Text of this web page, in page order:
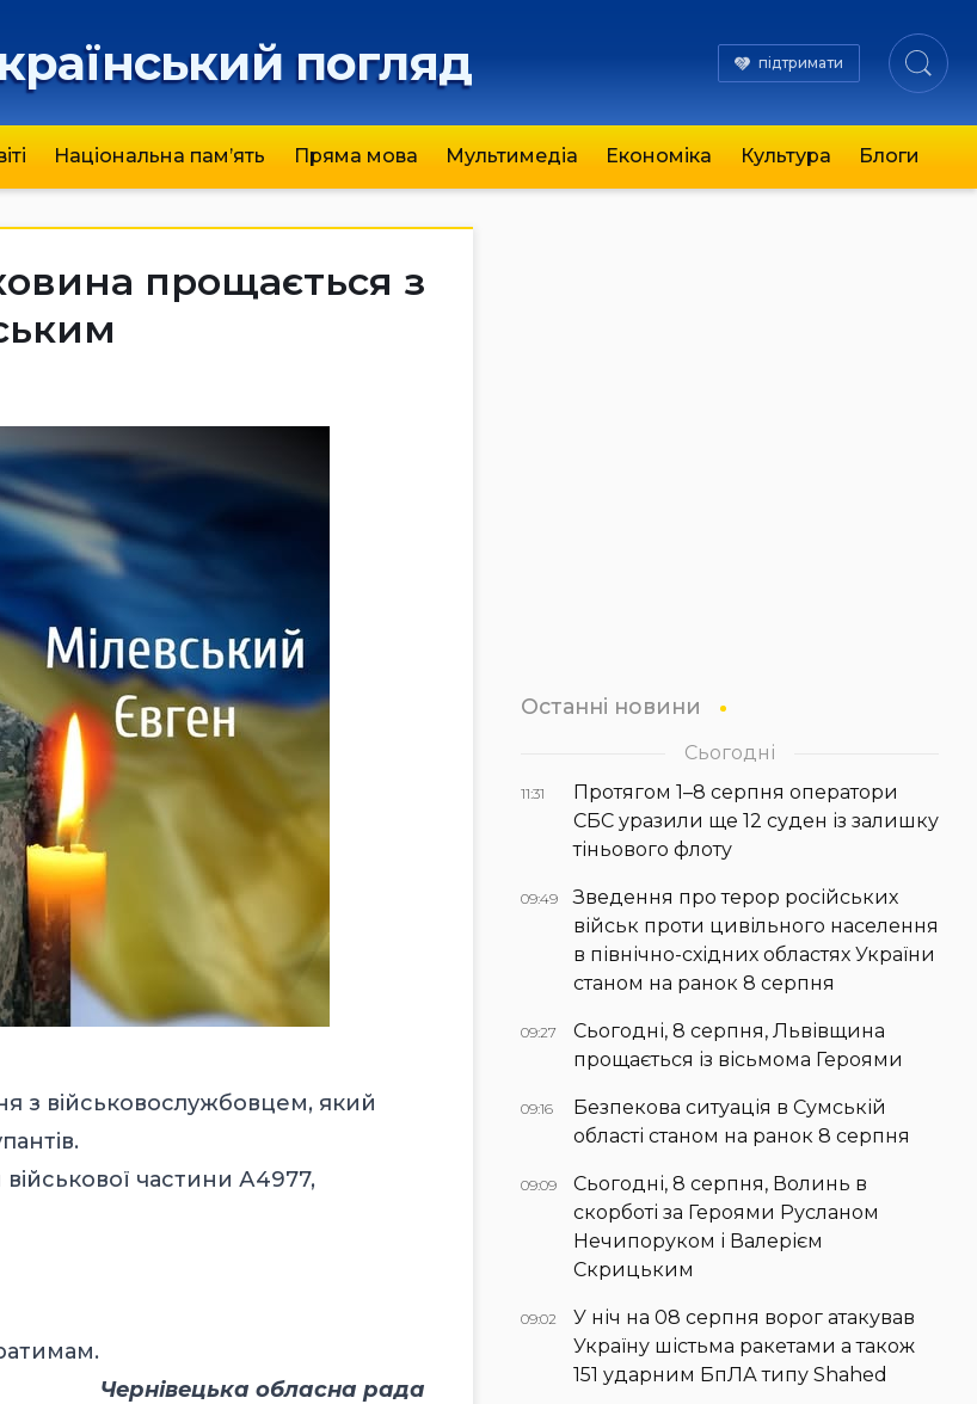
погляд підтримати
Національна пам’ять Пряма мова Мультимедіа Економіка Культура Блоги
прощається з
з військовослужбовцем, який
частини А4977,
Чернівецька обласна рада
Останні новини
Сьогодні
11:31
Протягом 1–8 серпня оператори
СБС уразили ще 12 суден із залишку
тіньового флоту
09:49
Зведення про терор російських
військ проти цивільного населення
в північно-східних областях України
станом на ранок 8 серпня
09:27
Сьогодні, 8 серпня, Львівщина
прощається із вісьмома Героями
09:16
Безпекова ситуація в Сумській
області станом на ранок 8 серпня
09:09
Сьогодні, 8 серпня, Волинь в
скорботі за Героями Русланом
Нечипоруком і Валерієм
Скрицьким
09:02
У ніч на 08 серпня ворог атакував
Україну шістьма ракетами а також
151 ударним БпЛА типу Shahed